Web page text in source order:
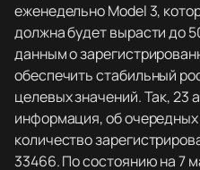
еженедельно Model 3,
должна будет вырасти до
данным о
обеспечить стабильный
целевых значений. Так, 23
информация, об
количество
33466. По состоянию на 7